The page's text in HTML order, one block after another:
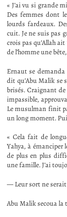
« J’ai vu si grande
Des femmes dont
lourds fardeaux.
cuit. Je ne suis pas
crois pas qu’Allah
de l’homme une
Ernaut se demanda
dit qu’Abu Malik se
brisés. Craignant
impassible,
Le musulman finit
un long moment.
« Cela fait de
Yahya, à émanciper
de plus en plus
une famille. J’ai
— Leur sort ne serait
Abu Malik secoua la